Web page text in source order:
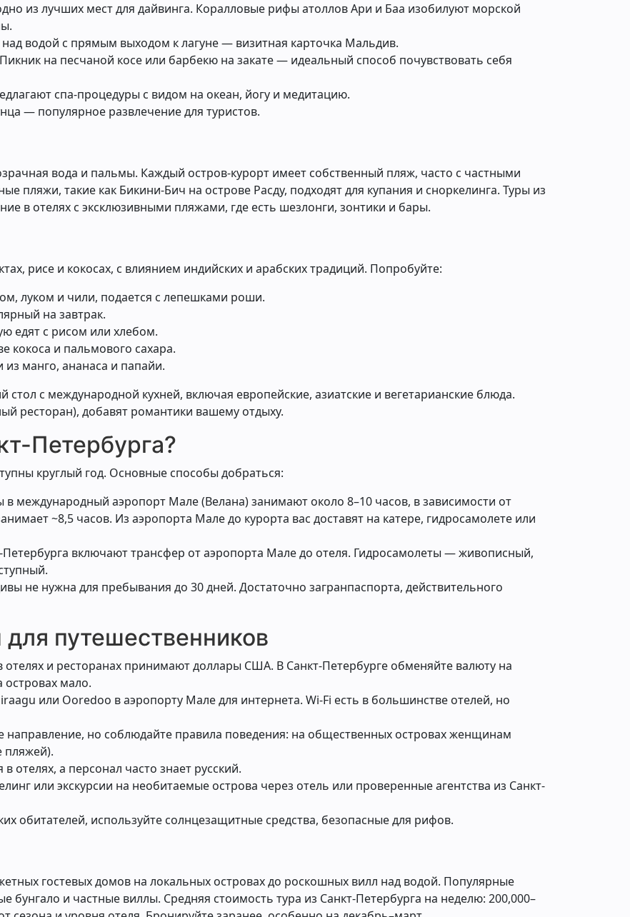
из лучших мест для дайвинга. Коралловые рифы атоллов Ари и Баа изобилуют морской
водой с прямым выходом к лагуне — визитная карточка Мальдив.
на песчаной косе или барбекю на закате — идеальный способ почувствовать себя
спа-процедуры с видом на океан, йогу и медитацию.
— популярное развлечение для туристов.
вода и пальмы. Каждый остров-курорт имеет собственный пляж, часто с частными
пляжи, такие как Бикини-Бич на острове Расду, подходят для купания и сноркелинга. Туры из
в отелях с эксклюзивными пляжами, где есть шезлонги, зонтики и бары.
рисе и кокосах, с влиянием индийских и арабских традиций. Попробуйте:
луком и чили, подается с лепешками роши.
на завтрак.
едят с рисом или хлебом.
кокоса и пальмового сахара.
манго, ананаса и папайи.
с международной кухней, включая европейские, азиатские и вегетарианские блюда.
ресторан), добавят романтики вашему отдыху.
Петербурга?
круглый год. Основные способы добраться:
международный аэропорт Мале (Велана) занимают около 8–10 часов, в зависимости от
~8,5 часов. Из аэропорта Мале до курорта вас доставят на катере, гидросамолете или
Петербурга включают трансфер от аэропорта Мале до отеля. Гидросамолеты — живописный,
не нужна для пребывания до 30 дней. Достаточно загранпаспорта, действительного
путешественников
отелях и ресторанах принимают доллары США. В Санкт-Петербурге обменяйте валюту на
островах мало.
или Ooredoo в аэропорту Мале для интернета. Wi-Fi есть в большинстве отелей, но
но соблюдайте правила поведения: на общественных островах женщинам
пляжей).
отелях, а персонал часто знает русский.
или экскурсии на необитаемые острова через отель или проверенные агентства из Санкт-
обитателей, используйте солнцезащитные средства, безопасные для рифов.
гостевых домов на локальных островах до роскошных вилл над водой. Популярные
бунгало и частные виллы. Средняя стоимость тура из Санкт-Петербурга на неделю: 200,000–